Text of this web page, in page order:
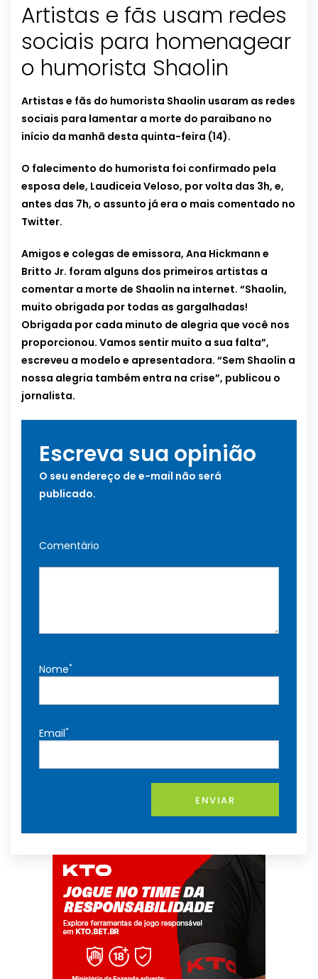
Artistas e fãs usam redes
sociais para homenagear
o humorista Shaolin
Artistas e fãs do humorista Shaolin usaram as redes
sociais para lamentar a morte do paraibano no
início da manhã desta quinta-feira (14).
O falecimento do humorista foi confirmado pela
esposa dele, Laudiceia Veloso, por volta das 3h, e,
antes das 7h, o assunto já era o mais comentado no
Twitter.
Amigos e colegas de emissora, Ana Hickmann e
Britto Jr. foram alguns dos primeiros artistas a
comentar a morte de Shaolin na internet. “Shaolin,
muito obrigada por todas as gargalhadas!
Obrigada por cada minuto de alegria que você nos
proporcionou. Vamos sentir muito a sua falta”,
escreveu a modelo e apresentadora. “Sem Shaolin a
nossa alegria também entra na crise”, publicou o
jornalista.
Escreva sua opinião
O seu endereço de e-mail não será
publicado.
Comentário
Nome*
Email*
ENVIAR